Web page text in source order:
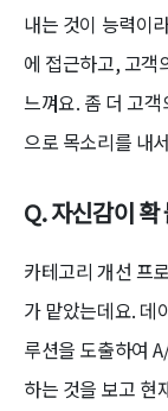
내는 것이 능력이
에 접근하고, 고객
느껴요. 좀 더 고
으로 목소리를 내
Q. 자신감이
카테고리 개선 프
가 맡았는데요. 데
루션을 도출하여
하는 것을 보고 현